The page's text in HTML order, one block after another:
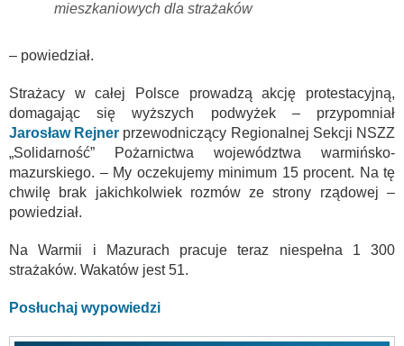
mieszkaniowych dla strażaków
– powiedział.
Strażacy w całej Polsce prowadzą akcję protestacyjną,
domagając się wyższych podwyżek – przypomniał
Jarosław Rejner przewodniczący Regionalnej Sekcji NSZZ
„Solidarność” Pożarnictwa województwa warmińsko-
mazurskiego. – My oczekujemy minimum 15 procent. Na tę
chwilę brak jakichkolwiek rozmów ze strony rządowej –
powiedział.
Na Warmii i Mazurach pracuje teraz niespełna 1 300
strażaków. Wakatów jest 51.
Posłuchaj wypowiedzi